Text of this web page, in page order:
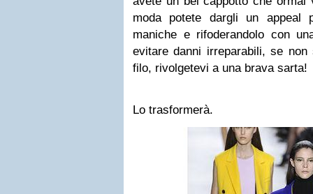
moda potete dargli un appeal
maniche e rifoderandolo con
evitare danni irreparabili, se
filo, rivolgetevi a una brava sarta!
Lo trasformerà.